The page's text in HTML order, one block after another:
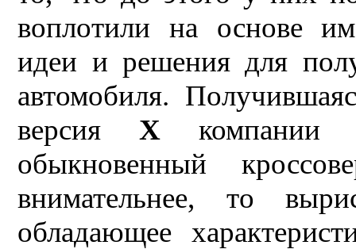
воплотили на основе
идеи и решения для
автомобиля.
версияX
обыкновенный
внимательнее, то
обладающее